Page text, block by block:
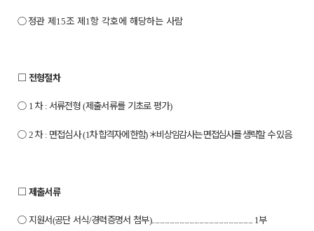
○정관 제15조 제1항 각호에 해당하는 사람
□ 전형절차
○ 1 차 : 서류전형(제출서류를 기초로 평가)
○ 2 차 : 면접심사(1차 합격자에 한함) ＊비상임감사는 면접심사를 생략할 수 있음.
□ 제출서류
○ 지원서(공단 서식/경력증명서 첨부).............................................................. 1부